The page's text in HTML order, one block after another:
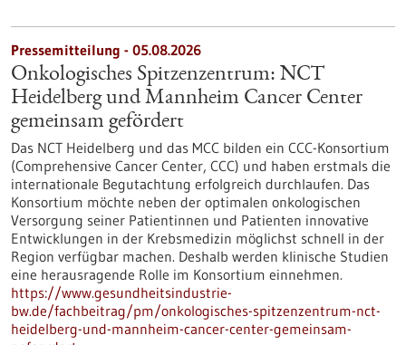
Pressemitteilung - 05.08.2026
Onkologisches Spitzenzentrum: NCT
Heidelberg und Mannheim Cancer Center
gemeinsam gefördert
Das NCT Heidelberg und das MCC bilden ein CCC-Konsortium
(Comprehensive Cancer Center, CCC) und haben erstmals die
internationale Begutachtung erfolgreich durchlaufen. Das
Konsortium möchte neben der optimalen onkologischen
Versorgung seiner Patientinnen und Patienten innovative
Entwicklungen in der Krebsmedizin möglichst schnell in der
Region verfügbar machen. Deshalb werden klinische Studien
eine herausragende Rolle im Konsortium einnehmen.
https://www.gesundheitsindustrie-
bw.de/fachbeitrag/pm/onkologisches-spitzenzentrum-nct-
heidelberg-und-mannheim-cancer-center-gemeinsam-